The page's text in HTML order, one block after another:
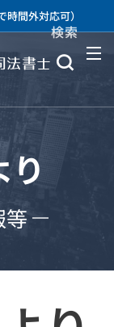
間外対応可）
法書士・
検索
等